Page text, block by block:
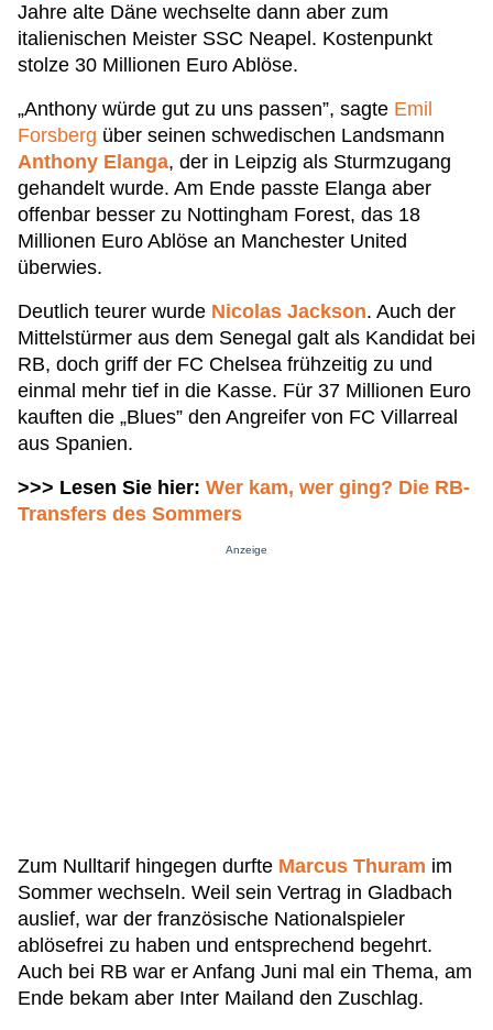
Jahre alte Däne wechselte dann aber zum
italienischen Meister SSC Neapel. Kostenpunkt
stolze 30 Millionen Euro Ablöse.
„Anthony würde gut zu uns passen”, sagte Emil
Forsberg über seinen schwedischen Landsmann
Anthony Elanga, der in Leipzig als Sturmzugang
gehandelt wurde. Am Ende passte Elanga aber
offenbar besser zu Nottingham Forest, das 18
Millionen Euro Ablöse an Manchester United
überwies.
Deutlich teurer wurde Nicolas Jackson. Auch der
Mittelstürmer aus dem Senegal galt als Kandidat bei
RB, doch griff der FC Chelsea frühzeitig zu und
einmal mehr tief in die Kasse. Für 37 Millionen Euro
kauften die „Blues” den Angreifer von FC Villarreal
aus Spanien.
>>> Lesen Sie hier: Wer kam, wer ging? Die RB-
Transfers des Sommers
Anzeige
Zum Nulltarif hingegen durfte Marcus Thuram im
Sommer wechseln. Weil sein Vertrag in Gladbach
auslief, war der französische Nationalspieler
ablösefrei zu haben und entsprechend begehrt.
Auch bei RB war er Anfang Juni mal ein Thema, am
Ende bekam aber Inter Mailand den Zuschlag.